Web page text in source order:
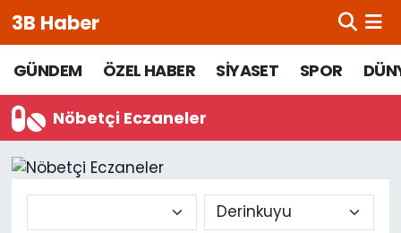
3B Haber
GÜNDEM ÖZEL HABER SİYASET SPOR
Nöbetçi Eczaneler
Beypazarı Hava Durumu
Beypazarı Trafik Yoğunluk Haritası
Süper Lig Puan Durumu ve Fikstür